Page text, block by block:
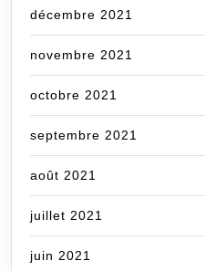
décembre 2021
novembre 2021
octobre 2021
septembre 2021
août 2021
juillet 2021
juin 2021